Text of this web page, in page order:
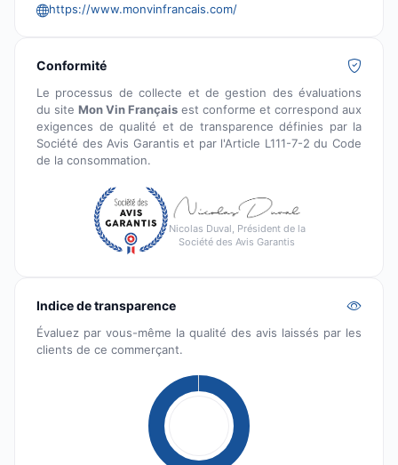
https://www.monvinfrancais.com/
Conformité
Le processus de collecte et de gestion des évaluations
du site Mon Vin Français est conforme et correspond aux
exigences de qualité et de transparence définies par la
Société des Avis Garantis et par l'Article L111-7-2 du Code
de la consommation.
Nicolas Duval, Président de la
Société des Avis Garantis
Indice de transparence
Évaluez par vous-même la qualité des avis laissés par les
clients de ce commerçant.